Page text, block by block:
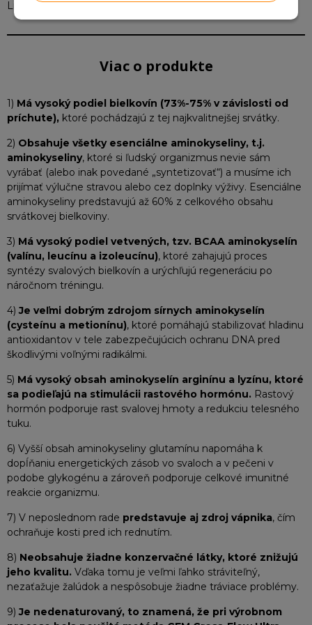
Lieskovec, Slovensko.
Viac o produkte
1) Má vysoký podiel bielkovín (73%-75% v závislosti od
príchute), ktoré pochádzajú z tej najkvalitnejšej srvátky.
2) Obsahuje všetky esenciálne aminokyseliny, t.j.
aminokyseliny, ktoré si ľudský organizmus nevie sám
vyrábať (alebo inak povedané „syntetizovať“) a musíme ich
prijímať výlučne stravou alebo cez doplnky výživy. Esenciálne
aminokyseliny predstavujú až 60% z celkového obsahu
srvátkovej bielkoviny.
3) Má vysoký podiel vetvených, tzv. BCAA aminokyselín
(valínu, leucínu a izoleucínu), ktoré zahajujú proces
syntézy svalových bielkovín a urýchľujú regeneráciu po
náročnom tréningu.
4)Je veľmi dobrým zdrojom sírnych aminokyselín
(cysteínu a metionínu), ktoré pomáhajú stabilizovať hladinu
antioxidantov v tele zabezpečujúcich ochranu DNA pred
škodlivými voľnými radikálmi.
5) Má vysoký obsah aminokyselín arginínu a lyzínu, ktoré
sa podieľajú na stimulácii rastového hormónu. Rastový
hormón podporuje rast svalovej hmoty a redukciu telesného
tuku.
6) Vyšší obsah aminokyseliny glutamínu napomáha k
dopĺňaniu energetických zásob vo svaloch a v pečeni v
podobe glykogénu a zároveň podporuje celkové imunitné
reakcie organizmu.
7) V neposlednom rade predstavuje aj zdroj vápnika, čím
ochraňuje kosti pred ich rednutím.
8) Neobsahuje žiadne konzervačné látky, ktoré znižujú
jeho kvalitu. Vďaka tomu je veľmi ľahko stráviteľný,
nezaťažuje žalúdok a nespôsobuje žiadne tráviace problémy.
9)Je nedenaturovaný, to znamená, že pri výrobnom